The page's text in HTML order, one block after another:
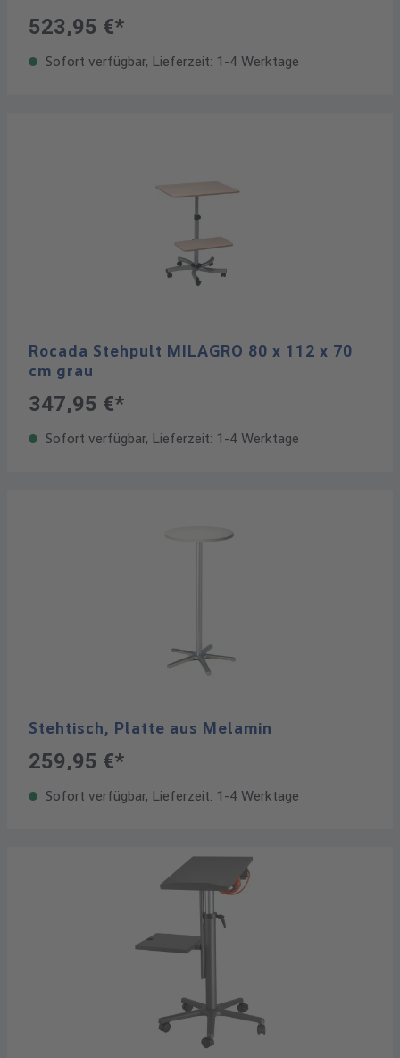
523,95 €*
Sofort verfügbar, Lieferzeit: 1-4 Werktage
Rocada Stehpult MILAGRO 80 x 112 x 70
cm grau
347,95 €*
Sofort verfügbar, Lieferzeit: 1-4 Werktage
Stehtisch, Platte aus Melamin
259,95 €*
Sofort verfügbar, Lieferzeit: 1-4 Werktage